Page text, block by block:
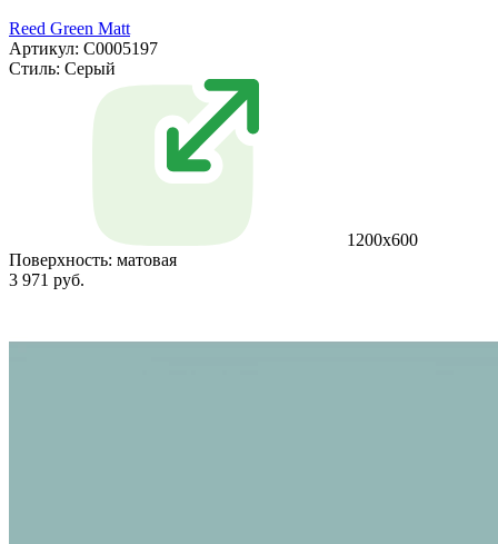
Reed Green Matt
Артикул: С0005197
Стиль: Серый
1200x600
Поверхность: матовая
3 971 руб.